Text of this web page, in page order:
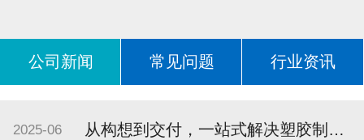
公司新闻 常见问题 行业资讯
2025-06 从构想到交付，一站式解决塑胶制品加工难题 —— 东莞市亿森精密模具有限公司助力企业高效开发高品质产品